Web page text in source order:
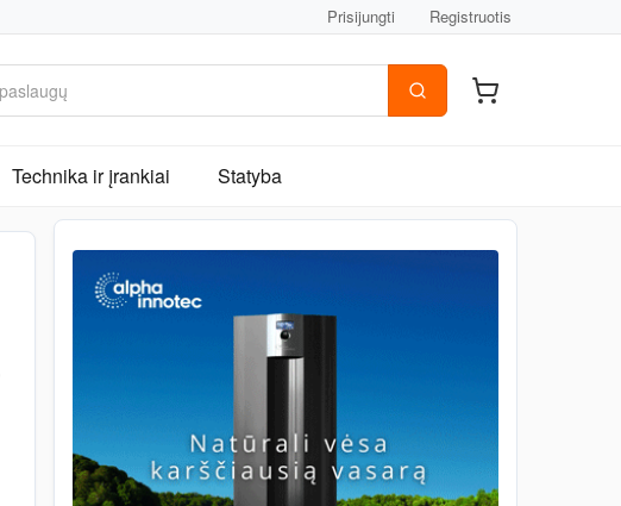
Prisijungti Registruotis
Technika ir įrankiai Statyba